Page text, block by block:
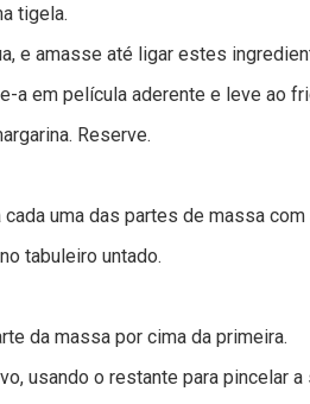
tigela.
e amasse até ligar estes
a em película aderente e leve ao
Reserve.
uma das partes de massa com
tabuleiro untado.
da massa por cima da primeira.
usando o restante para pincelar